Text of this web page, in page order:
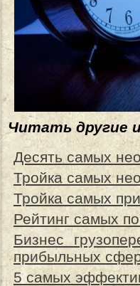
Читать другие
Десять самых
Тройка самых
Тройка самых
Рейтинг самых
Бизнес
прибыльных
5 самых